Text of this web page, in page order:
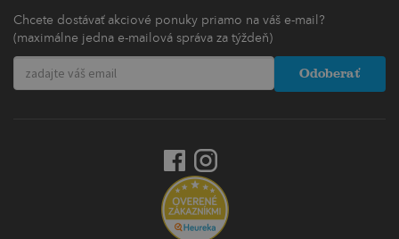
Chcete dostávať akciové ponuky priamo na váš e-mail?
(maximálne jedna e-mailová správa za týždeň)
Odoberať